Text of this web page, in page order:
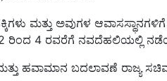
ಮತ್ತು ಅವುಗಳ
ರಿಂದ 4 ರವರೆಗೆ ನವದೆಹಲಿಯಲ್ಲಿ
ಹವಾಮಾನ ಬದಲಾವಣೆ ರಾಜ್ಯ